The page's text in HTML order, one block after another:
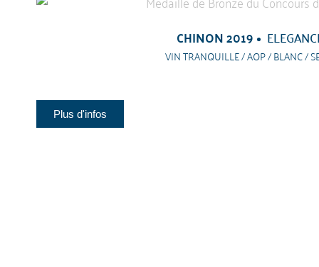
CHINON 2019
VIN TRANQUILLE / AOP / BLANC /
Plus d'infos